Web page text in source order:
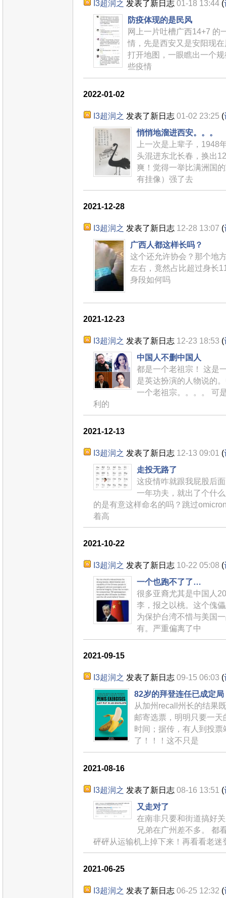
I3超润之 发表了新日志 01-18 13:44 (
防疫体现的是民风
网上一片吐槽广西14+7 的
情，先是西安又是安阳现
打开地图，一眼瞧出一个
些疫情
2022-01-02
I3超润之 发表了新日志 01-02 23:25 (
悄悄地溜进西安。。。
上一次是上辈子，1948
头混进东北长春，换出
爽！觉得一举比满洲国
有挂像）强了去
2021-12-28
I3超润之 发表了新日志 12-28 13:07 (
广西人都这样长吗？
这个还允许协会？那个地
左右，竟然占比超过身长
身段如何吗
2021-12-23
I3超润之 发表了新日志 12-23 18:53 (
中国人不删中国人
都是一个老祖宗！ 这是
是英达扮演的人物说的
一个老祖宗。。。。 可
利的
2021-12-13
I3超润之 发表了新日志 12-13 09:01 (
走投无路了
这疫情咋就跟我屁股后
一年功夫，就出了个什
的是有意这样命名的吗？跳过
着高
2021-10-22
I3超润之 发表了新日志 10-22 05:08 (
一个也跑不了了…
很多亚裔尤其是中国人
李，报之以桃。这个傀
为保护台湾不惜与美国
有。严重偏离了中
2021-09-15
I3超润之 发表了新日志 09-15 06:03 (
82岁的拜登连任已成定局
从加州recall州长的结果
邮寄选票，明明只要一
时间；据传，有人到投
了！！！这不只是
2021-08-16
I3超润之 发表了新日志 08-16 13:51 (
又走对了
在南非只要和街道搞好
兄弟在广州差不多。 都
砰砰从运输机上掉下来！再看看老迷
2021-06-25
I3超润之 发表了新日志 06-25 12:32 (